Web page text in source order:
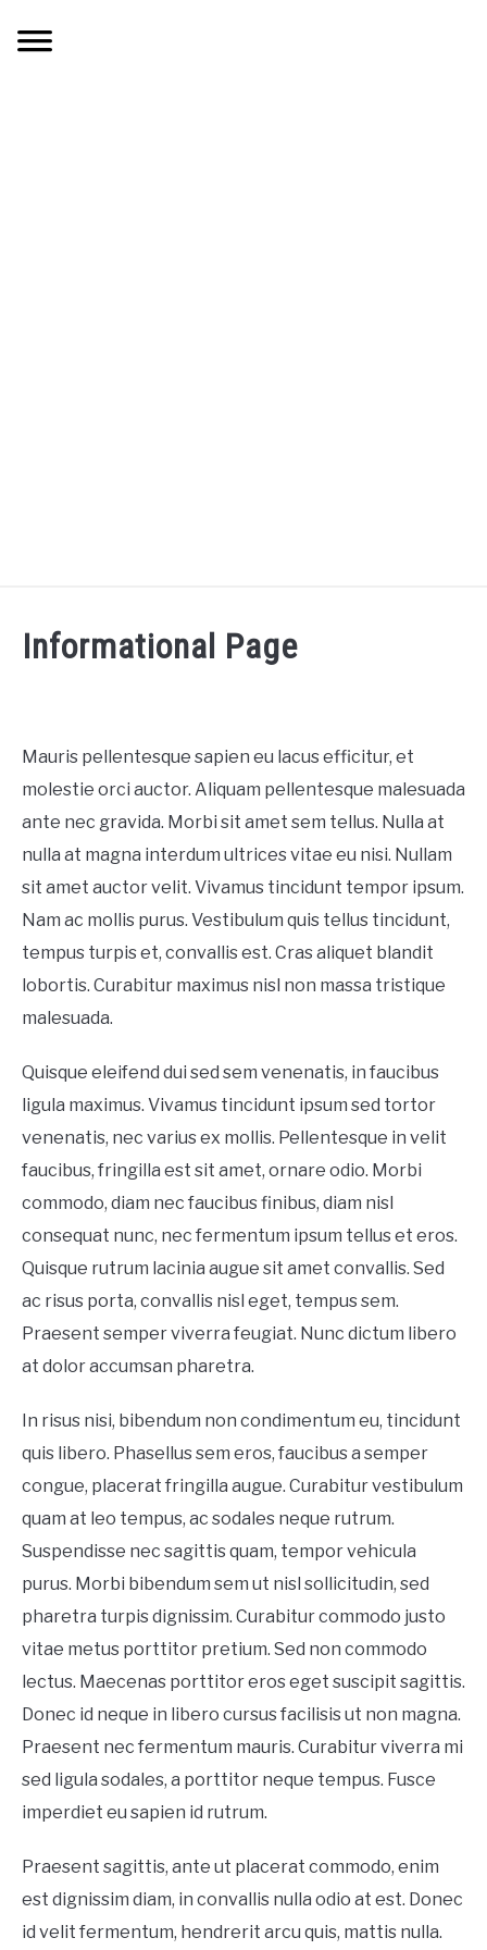
SHRUBS &
FLOWERS &
LAWN
AQUAPONICS &
OTHERS
VEGGIES, HERBS &
PEPPERS
GARDENING
THE POTTING SHED
Informational Page
Mauris pellentesque sapien eu lacus efficitur, et
molestie orci auctor. Aliquam pellentesque malesuada
ante nec gravida. Morbi sit amet sem tellus. Nulla at
nulla at magna interdum ultrices vitae eu nisi. Nullam
sit amet auctor velit. Vivamus tincidunt tempor ipsum.
Nam ac mollis purus. Vestibulum quis tellus tincidunt,
tempus turpis et, convallis est. Cras aliquet blandit
lobortis. Curabitur maximus nisl non massa tristique
malesuada.
Quisque eleifend dui sed sem venenatis, in faucibus
ligula maximus. Vivamus tincidunt ipsum sed tortor
venenatis, nec varius ex mollis. Pellentesque in velit
faucibus, fringilla est sit amet, ornare odio. Morbi
commodo, diam nec faucibus finibus, diam nisl
consequat nunc, nec fermentum ipsum tellus et eros.
Quisque rutrum lacinia augue sit amet convallis. Sed
ac risus porta, convallis nisl eget, tempus sem.
Praesent semper viverra feugiat. Nunc dictum libero
at dolor accumsan pharetra.
In risus nisi, bibendum non condimentum eu, tincidunt
quis libero. Phasellus sem eros, faucibus a semper
congue, placerat fringilla augue. Curabitur vestibulum
quam at leo tempus, ac sodales neque rutrum.
Suspendisse nec sagittis quam, tempor vehicula
purus. Morbi bibendum sem ut nisl sollicitudin, sed
pharetra turpis dignissim. Curabitur commodo justo
vitae metus porttitor pretium. Sed non commodo
lectus. Maecenas porttitor eros eget suscipit sagittis.
Donec id neque in libero cursus facilisis ut non magna.
Praesent nec fermentum mauris. Curabitur viverra mi
sed ligula sodales, a porttitor neque tempus. Fusce
imperdiet eu sapien id rutrum.
Praesent sagittis, ante ut placerat commodo, enim
est dignissim diam, in convallis nulla odio at est. Donec
id velit fermentum, hendrerit arcu quis, mattis nulla.